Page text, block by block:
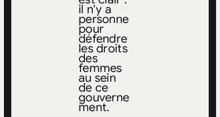
il n'y a
personne
pour
défendre
les droits
des
femmes
au sein
de ce
gouverne
ment.